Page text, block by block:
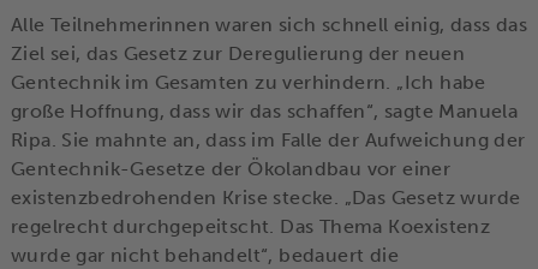
Alle Teilnehmerinnen waren sich schnell einig, dass das
Ziel sei, das Gesetz zur Deregulierung der neuen
Gentechnik im Gesamten zu verhindern. „Ich habe
große Hoffnung, dass wir das schaffen“, sagte Manuela
Ripa. Sie mahnte an, dass im Falle der Aufweichung der
Gentechnik-Gesetze der Ökolandbau vor einer
existenzbedrohenden Krise stecke. „Das Gesetz wurde
regelrecht durchgepeitscht. Das Thema Koexistenz
wurde gar nicht behandelt“, bedauert die